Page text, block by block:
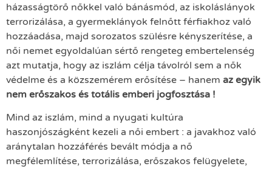
házasságtörő nőkkel való bánásmód, az iskoláslányok
terrorizálása, a gyermeklányok felnőtt férfiakhoz való
hozzáadása, majd sorozatos szülésre kényszerítése, a
női nemet egyoldalúan sértő rengeteg embertelenség
azt mutatja, hogy az iszlám célja távolról sem a nők
védelme és a közszemérem erősítése – hanem az egyik
nem erőszakos és totális emberi jogfosztása !
Mind az iszlám, mind a nyugati kultúra
haszonjószágként kezeli a női embert : a javakhoz való
aránytalan hozzáférés bevált módja a nő
megfélemlítése, terrorizálása, erőszakos felügyelete,